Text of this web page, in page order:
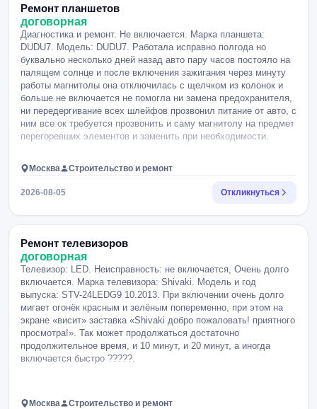
Ремонт планшетов
договорная
Диагностика и ремонт. Не включается. Марка планшета:
DUDU7. Модель: DUDU7. Работала исправно полгода но
буквально несколько дней назад авто пару часов постояло на
палящем солнце и после включения зажигания через минуту
работы магнитолы она отключилась с щелчком из колонок и
больше не включается не помогла ни замена предохранителя,
ни передергивание всех шлейфов прозвонил питание от авто, с
ним все ок требуется прозвонить и саму магнитолу на предмет
перегоревших элементов и заменить при необходимости.
Москва Строительство и ремонт
2026-08-05 Откликнуться
Ремонт телевизоров
договорная
Телевизор: LED. Неисправность: не включается, Очень долго
включается. Марка телевизора: Shivaki. Модель и год
выпуска: STV-24LEDG9 10.2013. При включении очень долго
мигает огонёк красным и зелёным попеременно, при этом на
экране «висит» заставка «Shivaki добро пожаловать! приятного
просмотра!». Так может продолжаться достаточно
продолжительное время, и 10 минут, и 20 минут, а иногда
включается быстро ?????.
Москва Строительство и ремонт